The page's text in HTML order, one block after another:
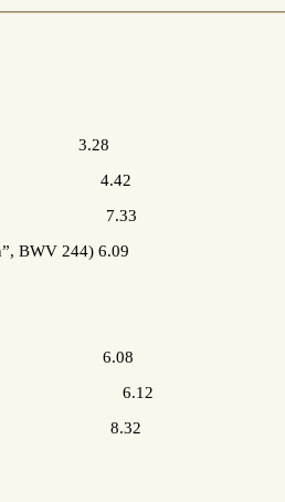
* 3.28
4.42
minor 7.33
BWV 244) 6.09
6.08
6.12
8.32